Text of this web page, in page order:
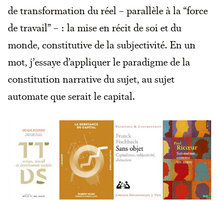
de transformation du réel – parallèle à la “force
de travail” – : la mise en récit de soi et du
monde, constitutive de la subjectivité. En un
mot, j’essaye d’appliquer le paradigme de la
constitution narrative du sujet, au sujet
automate que serait le capital.